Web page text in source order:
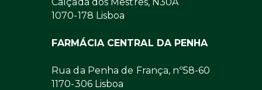
1070-178 Lisboa
FARMÁCIA CENTRAL DA PENHA
Rua da Penha de França, nº58-60
1170-306 Lisboa